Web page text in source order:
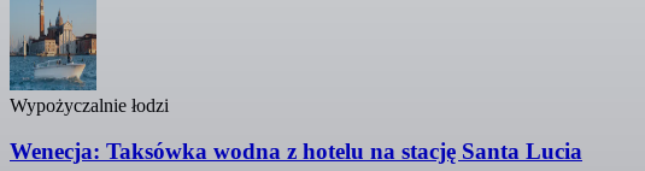
Wypożyczalnie łodzi
Wenecja: Taksówka wodna z hotelu na stację Santa Lucia